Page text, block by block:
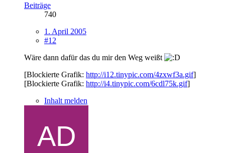
Beiträge
740
1. April 2005
#12
Wäre dann dafür das du mir den Weg weißt
[Blockierte Grafik: http://i12.tinypic.com/4zxwf3a.gif]
[Blockierte Grafik: http://i4.tinypic.com/6cdl75k.gif]
Inhalt melden